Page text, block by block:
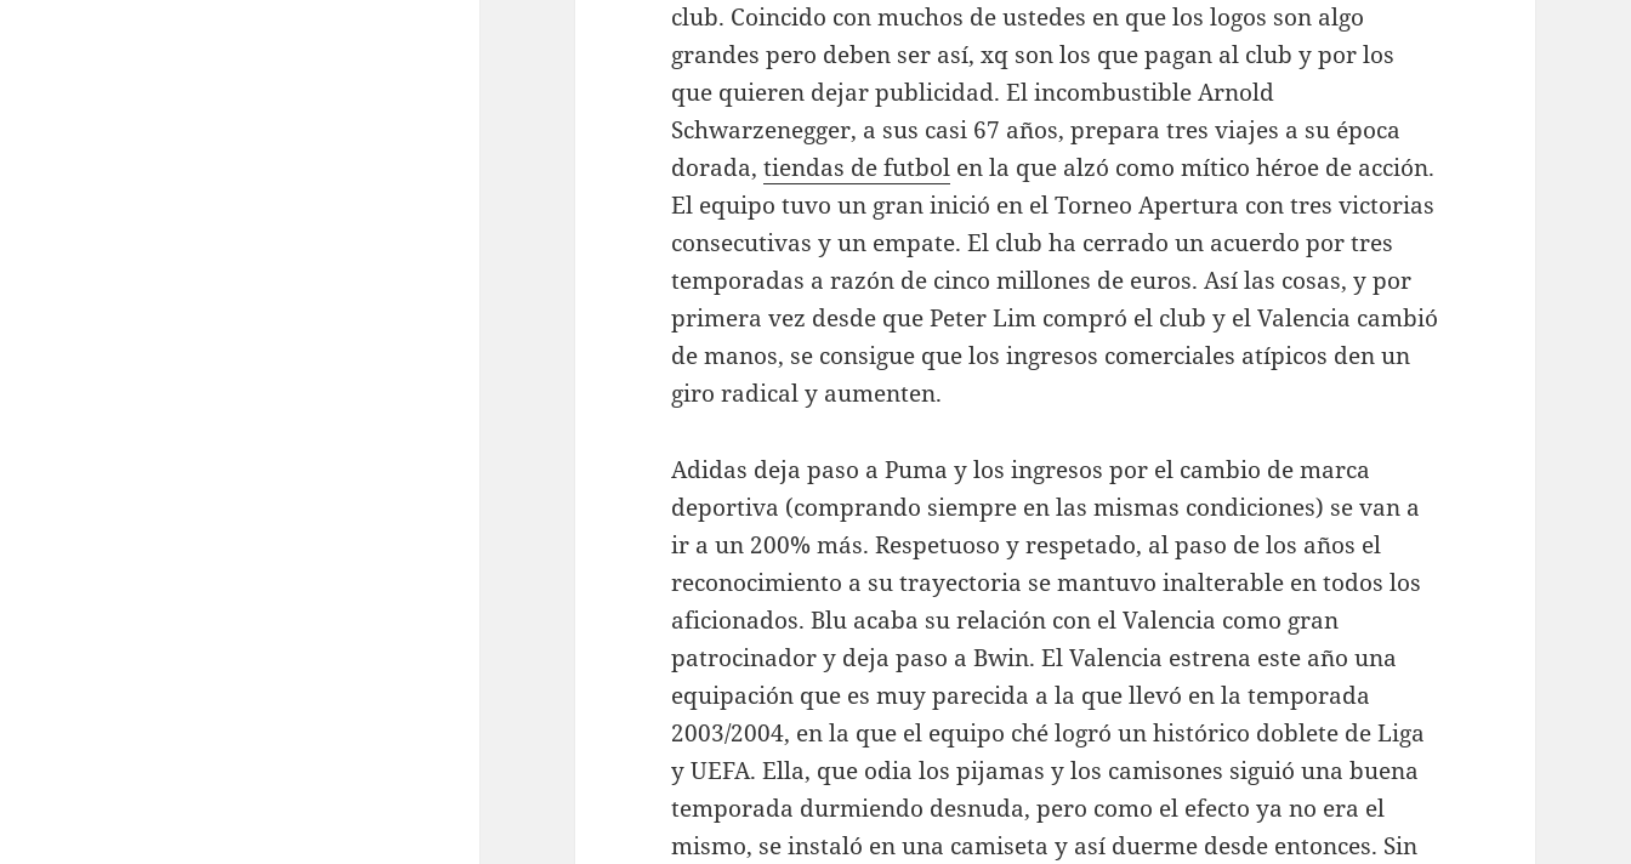
club. Coincido con muchos de ustedes en que los logos son algo
grandes pero deben ser así, xq son los que pagan al club y por los
que quieren dejar publicidad. El incombustible Arnold
Schwarzenegger, a sus casi 67 años, prepara tres viajes a su época
dorada,tiendas de futbol en la que alzó como mítico héroe de acción.
El equipo tuvo un gran inició en el Torneo Apertura con tres victorias
consecutivas y un empate. El club ha cerrado un acuerdo por tres
temporadas a razón de cinco millones de euros. Así las cosas, y por
primera vez desde que Peter Lim compró el club y el Valencia cambió
de manos, se consigue que los ingresos comerciales atípicos den un
giro radical y aumenten.
Adidas deja paso a Puma y los ingresos por el cambio de marca
deportiva (comprando siempre en las mismas condiciones) se van a
ir a un 200% más. Respetuoso y respetado, al paso de los años el
reconocimiento a su trayectoria se mantuvo inalterable en todos los
aficionados. Blu acaba su relación con el Valencia como gran
patrocinador y deja paso a Bwin. El Valencia estrena este año una
equipación que es muy parecida a la que llevó en la temporada
2003/2004, en la que el equipo ché logró un histórico doblete de Liga
y UEFA. Ella, que odia los pijamas y los camisones siguió una buena
temporada durmiendo desnuda, pero como el efecto ya no era el
mismo, se instaló en una camiseta y así duerme desde entonces. Sin